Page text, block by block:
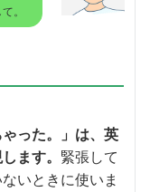
。
った。」は、英
ます。 緊張して
いときに使いま